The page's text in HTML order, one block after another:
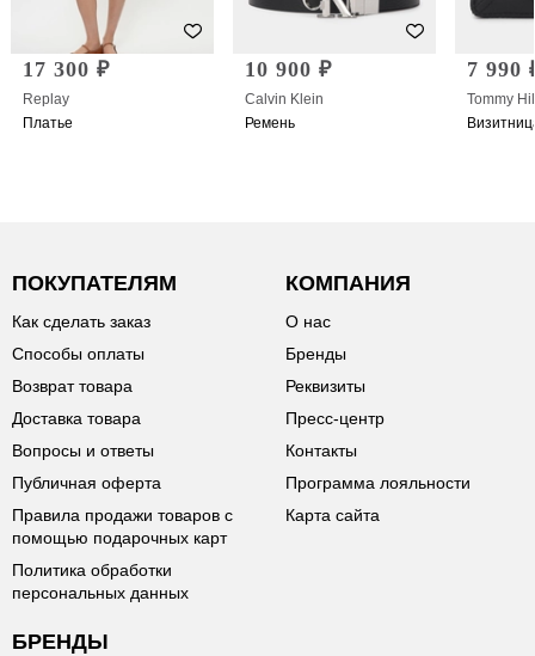
17 300 ₽
Replay
Платье
10 900 ₽
Calvin Klein
Ремень
7 990
Tommy
ПОКУПАТЕЛЯМ
Как сделать заказ
Способы оплаты
Возврат товара
Доставка товара
Вопросы и ответы
Публичная оферта
Правила продажи товаров с
помощью подарочных карт
Политика обработки
персональных данных
КОМПАНИЯ
О нас
Бренды
Реквизиты
Пресс-центр
Контакты
Программа лояльности
Карта сайта
БРЕНДЫ